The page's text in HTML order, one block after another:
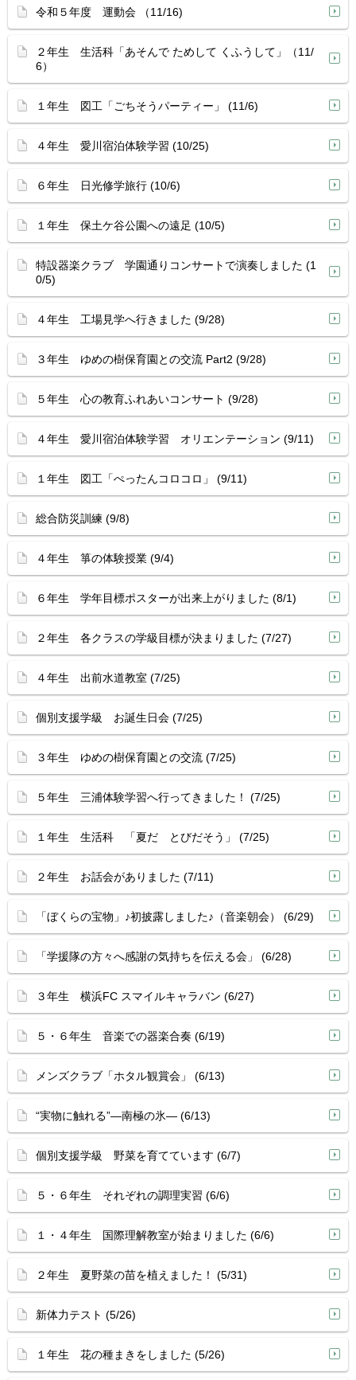
令和５年度 運動会 （11/16)
２年生 生活科「あそんで ためして くふうして」（11/
6）
１年生 図工「ごちそうパーティー」 (11/6)
４年生 愛川宿泊体験学習 (10/25)
６年生 日光修学旅行 (10/6)
１年生 保土ケ谷公園への遠足 (10/5)
特設器楽クラブ 学園通りコンサートで演奏しました (1
0/5)
４年生 工場見学へ行きました (9/28)
３年生 ゆめの樹保育園との交流 Part2 (9/28)
５年生 心の教育ふれあいコンサート (9/28)
４年生 愛川宿泊体験学習 オリエンテーション (9/11)
１年生 図工「ぺったんコロコロ」 (9/11)
総合防災訓練 (9/8)
４年生 箏の体験授業 (9/4)
６年生 学年目標ポスターが出来上がりました (8/1)
２年生 各クラスの学級目標が決まりました (7/27)
４年生 出前水道教室 (7/25)
個別支援学級 お誕生日会 (7/25)
３年生 ゆめの樹保育園との交流 (7/25)
５年生 三浦体験学習へ行ってきました！ (7/25)
１年生 生活科 「夏だ とびだそう」 (7/25)
２年生 お話会がありました (7/11)
「ぼくらの宝物」♪初披露しました♪（音楽朝会） (6/29)
「学援隊の方々へ感謝の気持ちを伝える会」 (6/28)
３年生 横浜FC スマイルキャラバン (6/27)
５・６年生 音楽での器楽合奏 (6/19)
メンズクラブ「ホタル観賞会」 (6/13)
“実物に触れる”―南極の氷― (6/13)
個別支援学級 野菜を育てています (6/7)
５・６年生 それぞれの調理実習 (6/6)
１・４年生 国際理解教室が始まりました (6/6)
２年生 夏野菜の苗を植えました！ (5/31)
新体力テスト (5/26)
１年生 花の種まきをしました (5/26)